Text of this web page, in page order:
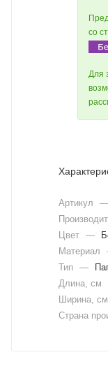
со
Для
Артикул —
Цвет —
Материал
Тип
—
Длина, cм
Ширина, cм
Страна